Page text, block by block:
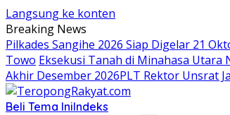
Langsung ke konten
Breaking News
Pilkades Sangihe 2026 Siap Digelar 21
Towo Eksekusi Tanah di Minahasa Utara
Akhir Desember 2026​PLT Rektor Unsrat
Beli Tema IniIndeks